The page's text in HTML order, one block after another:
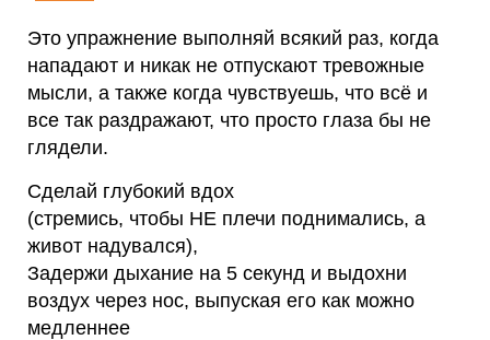
Это упражнение выполняй всякий раз, когда
нападают и никак не отпускают тревожные
мысли, а также когда чувствуешь, что всё и
все так раздражают, что просто глаза бы не
глядели.
Сделай глубокий вдох
(стремись, чтобы НЕ плечи поднимались, а
живот надувался),
Задержи дыхание на 5 секунд и выдохни
воздух через нос, выпуская его как можно
медленнее